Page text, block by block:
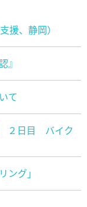
援、静岡）
』
て
２日目 バイク
ング」